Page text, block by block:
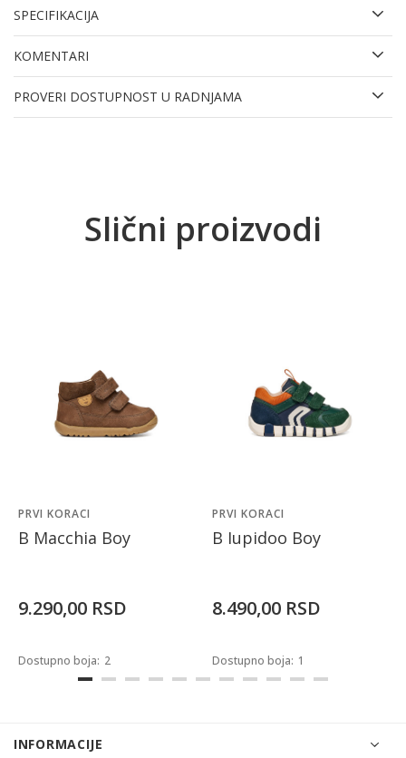
SPECIFIKACIJA
KOMENTARI
PROVERI DOSTUPNOST U RADNJAMA
Slični proizvodi
PRVI KORACI
B Macchia Boy
9.290,00 RSD
Dostupno boja: 2
PRVI KORACI
B Iupidoo Boy
8.490,00 RSD
Dostupno boja: 1
INFORMACIJE